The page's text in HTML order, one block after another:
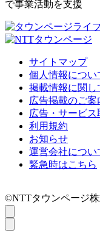
で事業活動を支援
サイトマップ
個人情報につい
掲載情報に関し
広告掲載のご案
広告・サービス
利用規約
お知らせ
運営会社につい
緊急時はこちら
©NTTタウンページ株